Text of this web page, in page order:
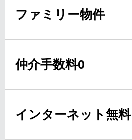
ファミリー物件
仲介手数料0
インターネット無料